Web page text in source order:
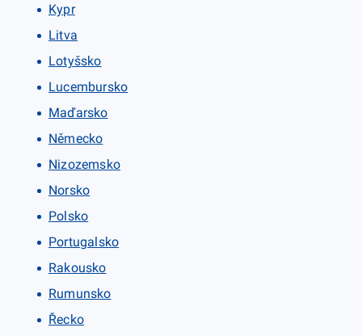
Kypr
Litva
Lotyšsko
Lucembursko
Maďarsko
Německo
Nizozemsko
Norsko
Polsko
Portugalsko
Rakousko
Rumunsko
Řecko